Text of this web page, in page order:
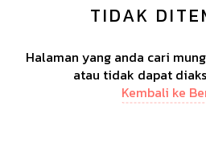
TIDAK
Halaman yang anda cari
atau tidak dapat
Kembali ke